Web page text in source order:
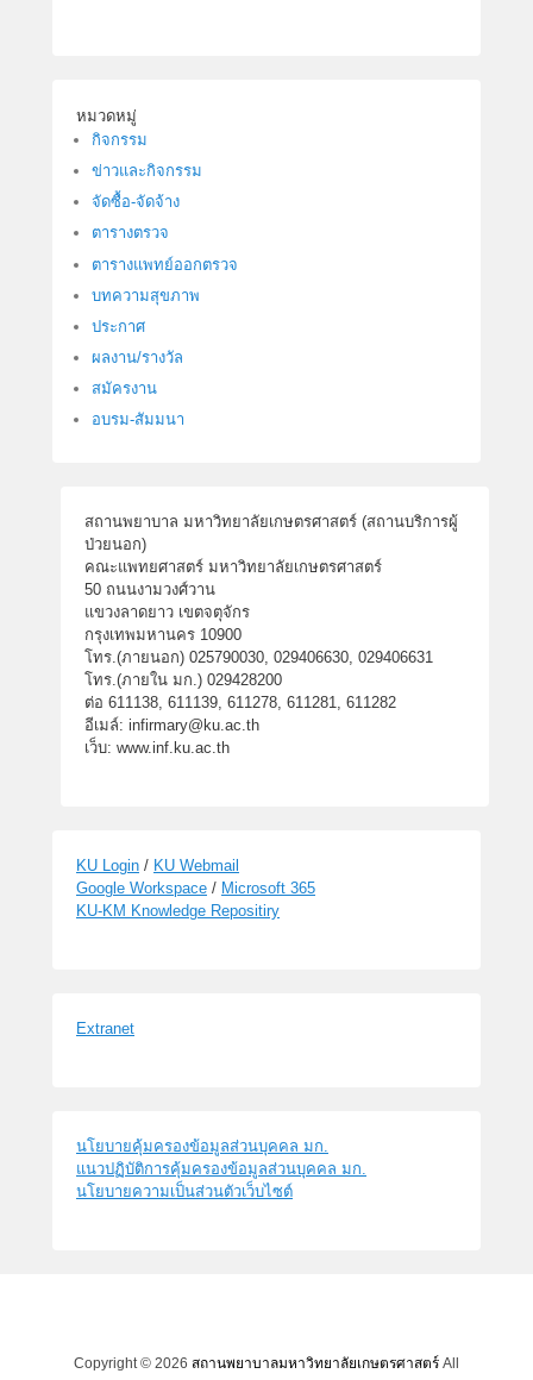
หมวดหมู่
กิจกรรม
ข่าวและกิจกรรม
จัดซื้อ-จัดจ้าง
ตารางตรวจ
ตารางแพทย์ออกตรวจ
บทความสุขภาพ
ประกาศ
ผลงาน/รางวัล
สมัครงาน
อบรม-สัมมนา
สถานพยาบาล มหาวิทยาลัยเกษตรศาสตร์ (สถานบริการผู้
ป่วยนอก)
คณะแพทยศาสตร์ มหาวิทยาลัยเกษตรศาสตร์
50 ถนนงามวงศ์วาน
แขวงลาดยาว เขตจตุจักร
กรุงเทพมหานคร 10900
โทร.(ภายนอก) 025790030, 029406630, 029406631
โทร.(ภายใน มก.) 029428200
ต่อ 611138, 611139, 611278, 611281, 611282
อีเมล์: infirmary@ku.ac.th
เว็บ: www.inf.ku.ac.th
KU Login / KU Webmail
Google Workspace / Microsoft 365
KU-KM Knowledge Repositiry
Extranet
นโยบายคุ้มครองข้อมูลส่วนบุคคล มก.
แนวปฏิบัติการคุ้มครองข้อมูลส่วนบุคคล มก.
นโยบายความเป็นส่วนตัวเว็บไซต์
Copyright © 2026 สถานพยาบาลมหาวิทยาลัยเกษตรศาสตร์ All